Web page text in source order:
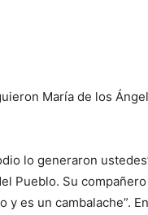
María de los
lo generaron
Pueblo. Su compañero
es un cambalache”.